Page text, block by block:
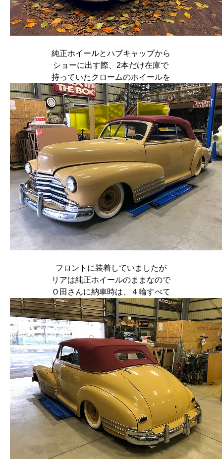
純正ホイールとハブキャップから
ショーに出す際、2本だけ在庫で
持っていたクロームのホイールを
フロントに装着していましたが
リアは純正ホイールのままなので
Ｏ田さんに納車時は、４輪すべて